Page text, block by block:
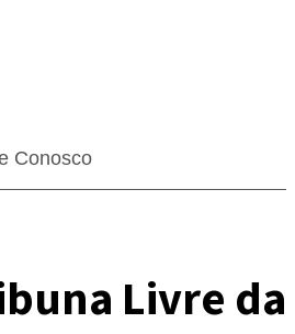
Conosco
Livre da